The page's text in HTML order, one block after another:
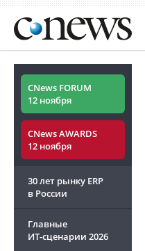
CNews FORUM
12 ноября
CNews AWARDS
12 ноября
30 лет рынку ERP
в России
Главные
ИТ-сценарии 2026